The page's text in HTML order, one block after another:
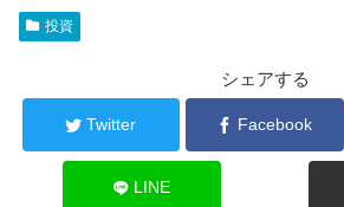
投資
シェアする
Twitter Facebook
LINE